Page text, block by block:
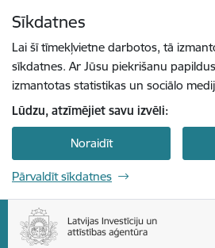
Sīkdatnes
Lai šī tīmekļvietne darbotos, tā
sīkdatnes. Ar Jūsu piekrišanu
izmantotas statistikas un sociālo
Lūdzu, atzīmējiet savu izvēli:
Noraidīt
Pārvaldīt sīkdatnes